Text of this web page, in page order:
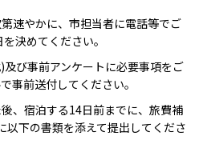
速やかに、市担当者に電話等でご
決めてください。
び事前アンケートに必要事項をご
事前送付してください。
、宿泊する14日前までに、旅費補
下の書類を添えて提出してくださ